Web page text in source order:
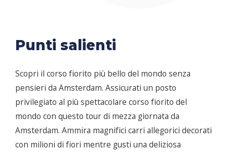
Punti salienti
Scopri il corso fiorito più bello del mondo senza
pensieri da Amsterdam. Assicurati un posto
privilegiato al più spettacolare corso fiorito del
mondo con questo tour di mezza giornata da
Amsterdam. Ammira magnifici carri allegorici decorati
con milioni di fiori mentre gusti una deliziosa